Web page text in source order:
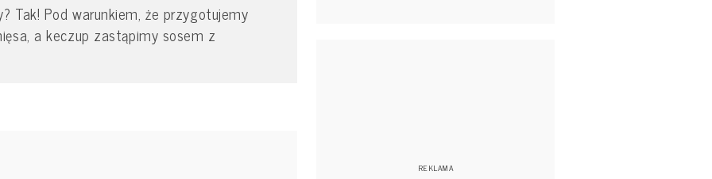
Tak! Pod warunkiem, że przygotujemy
a keczup zastąpimy sosem z